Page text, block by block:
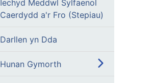
Iechyd Meddwl Sylfaenol
Caerdydd a'r Fro (Stepiau)
Darllen yn Dda
Hunan Gymorth